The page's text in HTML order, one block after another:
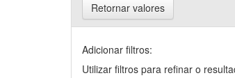
Retornar valores
Adicionar filtros:
Utilizar filtros para refinar o